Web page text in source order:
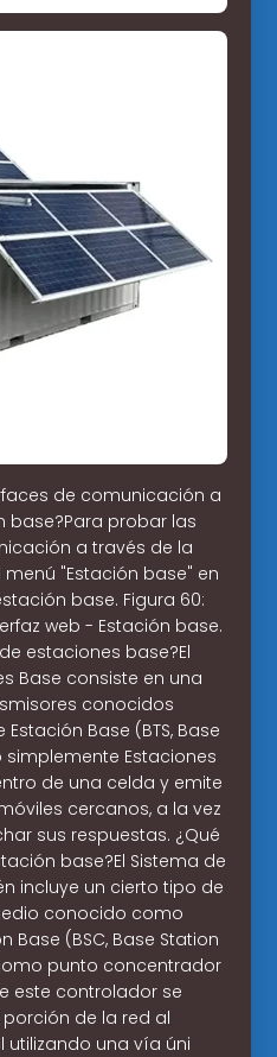
de comunicación a
base?Para probar las
a través de la
"Estación base" en
base. Figura 60:
web - Estación base.
estaciones base?El
Base consiste en una
conocidos
Base (BTS, Base
simplemente Estaciones
de una celda y emite
cercanos, a la vez
sus respuestas. ¿Qué
base?El Sistema de
incluye un cierto tipo de
conocido como
Base (BSC, Base Station
punto concentrador
este controlador se
de la red al
una vía úni